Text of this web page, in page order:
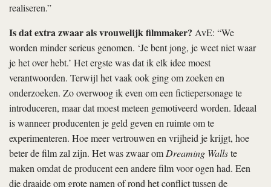
realiseren.”
Is dat extra zwaar als vrouwelijk filmmaker? AvE: “We
worden minder serieus genomen. ‘Je bent jong, je weet niet waar
je het over hebt.’ Het ergste was dat ik elk idee moest
verantwoorden. Terwijl het vaak ook ging om zoeken en
onderzoeken. Zo overwoog ik even om een fictiepersonage te
introduceren, maar dat moest meteen gemotiveerd worden. Ideaal
is wanneer producenten je geld geven en ruimte om te
experimenteren. Hoe meer vertrouwen en vrijheid je krijgt, hoe
beter de film zal zijn. Het was zwaar om Dreaming Wallste
maken omdat de producent een andere film voor ogen had. Een
die draaide om grote namen of rond het conflict tussen de